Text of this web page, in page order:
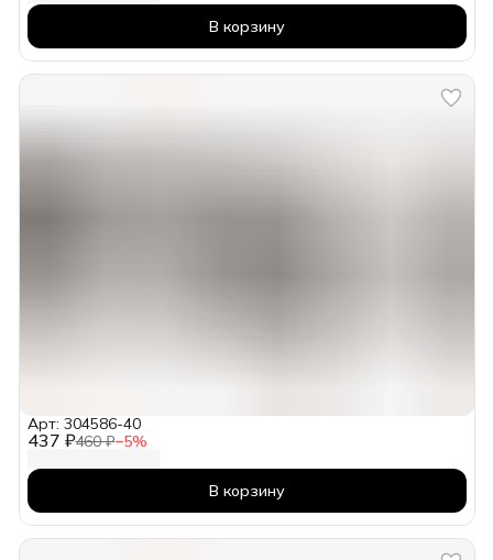
В корзину
437 ₽460 ₽−5%
Арт: 304586-40
В корзину